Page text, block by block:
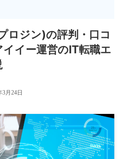
ロジン)の評判・口コ
イー運営のIT転職エ
3月24日